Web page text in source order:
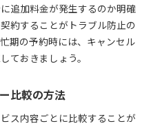
追加料金が発生するのか明確
約することがトラブル防止の
期の予約時には、キャンセル
ておきましょう。
比較の方法
ス内容ごとに比較することが